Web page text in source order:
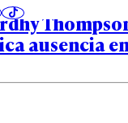
ausencia